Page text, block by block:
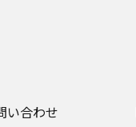
合わせ